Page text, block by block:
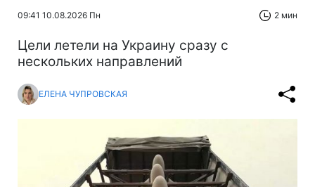
09:41 10.08.2026 Пн 2 мин
Цели летели на Украину сразу с
нескольких направлений
ЕЛЕНА ЧУПРОВСКАЯ